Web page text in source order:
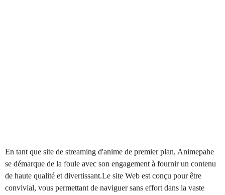
En tant que site de streaming d'anime de premier plan, Animepahe
se démarque de la foule avec son engagement à fournir un contenu
de haute qualité et divertissant.Le site Web est conçu pour être
convivial, vous permettant de naviguer sans effort dans la vaste